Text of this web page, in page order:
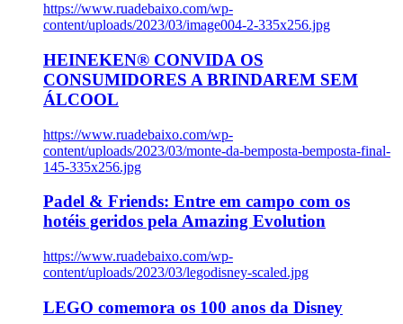
https://www.ruadebaixo.com/wp-
content/uploads/2023/03/image004-2-335x256.jpg
HEINEKEN® CONVIDA OS
CONSUMIDORES A BRINDAREM SEM
ÁLCOOL
https://www.ruadebaixo.com/wp-
content/uploads/2023/03/monte-da-bemposta-bemposta-final-
145-335x256.jpg
Padel & Friends: Entre em campo com os
hotéis geridos pela Amazing Evolution
https://www.ruadebaixo.com/wp-
content/uploads/2023/03/legodisney-scaled.jpg
LEGO comemora os 100 anos da Disney